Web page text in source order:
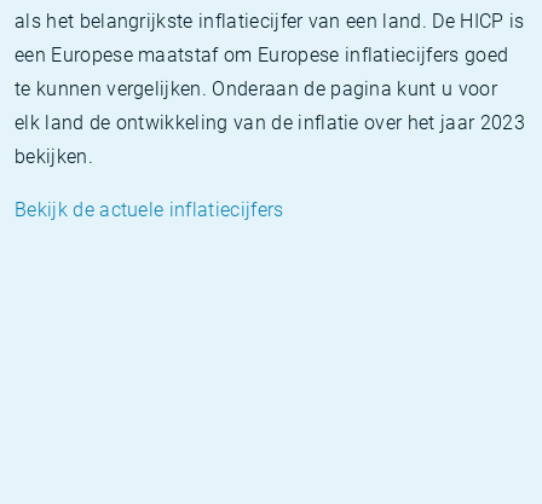
als het belangrijkste inflatiecijfer van een land. De HICP is
een Europese maatstaf om Europese inflatiecijfers goed
te kunnen vergelijken. Onderaan de pagina kunt u voor
elk land de ontwikkeling van de inflatie over het jaar 2023
bekijken.
Bekijk de actuele inflatiecijfers